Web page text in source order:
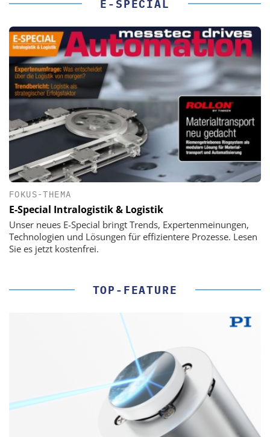
E-SPECIAL
FOKUS-THEMA
E-Special Intralogistik & Logistik
Unser neues E-Special bringt Trends, Expertenmeinungen,
Technologien und Lösungen für effizientere Prozesse. Lesen
Sie es jetzt kostenfrei.
TOP-FEATURE